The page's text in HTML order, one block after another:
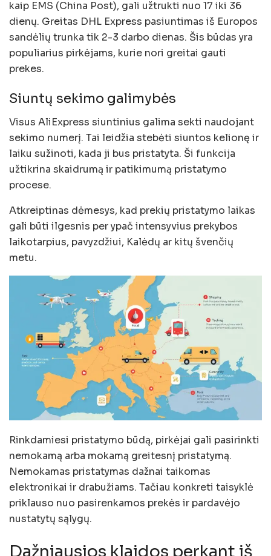
kaip EMS (China Post), gali užtrukti nuo 17 iki 36
dienų. Greitas DHL Express pasiuntimas iš Europos
sandėlių trunka tik 2-3 darbo dienas. Šis būdas yra
populiarius pirkėjams, kurie nori greitai gauti
prekes.
Siuntų sekimo galimybės
Visus AliExpress siuntinius galima sekti naudojant
sekimo numerį. Tai leidžia stebėti siuntos kelionę ir
laiku sužinoti, kada ji bus pristatyta. Ši funkcija
užtikrina skaidrumą ir patikimumą pristatymo
procese.
Atkreiptinas dėmesys, kad prekių pristatymo laikas
gali būti ilgesnis per ypač intensyvius prekybos
laikotarpius, pavyzdžiui, Kalėdų ar kitų švenčių
metu.
Rinkdamiesi pristatymo būdą, pirkėjai gali pasirinkti
nemokamą arba mokamą greitesnį pristatymą.
Nemokamas pristatymas dažnai taikomas
elektronikai ir drabužiams. Tačiau konkreti taisyklė
priklauso nuo pasirenkamos prekės ir pardavėjo
nustatytų sąlygų.
Dažniausios klaidos perkant iš